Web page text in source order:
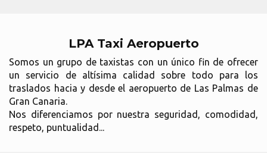
LPA Taxi Aeropuerto
Somos un grupo de taxistas con un único fin de ofrecer
un servicio de altísima calidad sobre todo para los
traslados hacia y desde el aeropuerto de Las Palmas de
Gran Canaria.
Nos diferenciamos por nuestra seguridad, comodidad,
respeto, puntualidad...